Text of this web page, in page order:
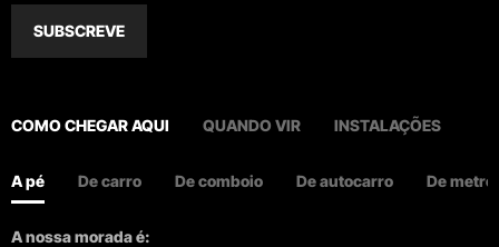
SUBSCREVE
COMO CHEGAR AQUI QUANDO VIR INSTALAÇÕES
A pé De carro De comboio De autocarro De metro
A nossa morada é: